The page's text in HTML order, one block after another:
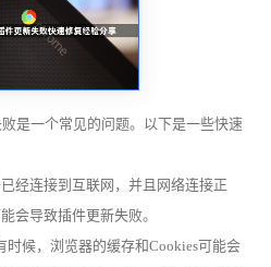
是一个常见的问题。以下是一些快速
经连接到互联网，并且网络连接正
会导致插件更新失败。
时候，浏览器的缓存和Cookies可能会